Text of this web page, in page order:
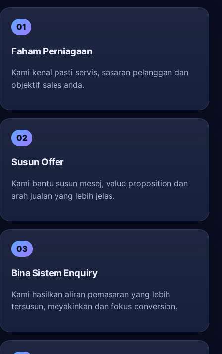
01
Faham Perniagaan
Kami kenal pasti servis, sasaran pelanggan dan
objektif sales anda.
02
Susun Offer
Kami bantu susun mesej, value proposition dan
arah jualan yang lebih jelas.
03
Bina Sistem Enquiry
Kami hasilkan aliran pemasaran yang lebih
tersusun, meyakinkan dan fokus conversion.